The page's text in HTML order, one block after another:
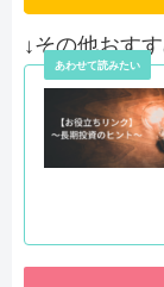
↓その他おす